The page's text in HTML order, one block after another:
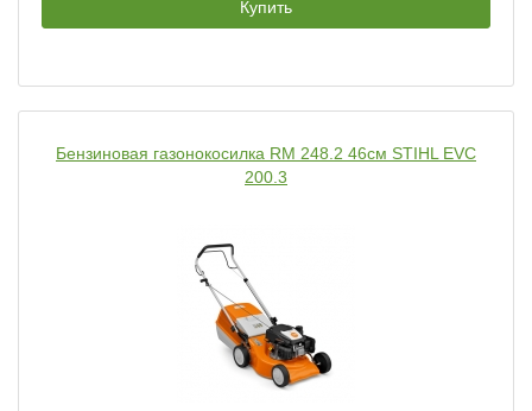
Купить
Бензиновая газонокосилка RM 248.2 46см STIHL EVC
200.3